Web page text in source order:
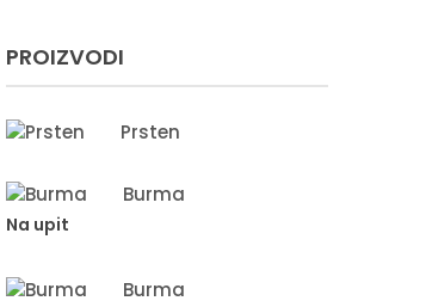
PROIZVODI
Prsten
Burma
Na upit
Burma